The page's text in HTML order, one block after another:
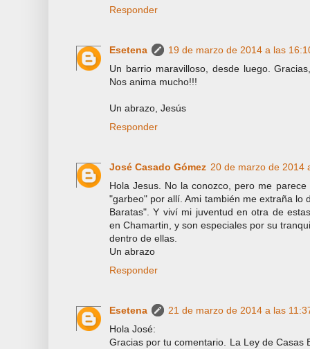
Responder
Esetena
19 de marzo de 2014 a las
Un barrio maravilloso, desde luego.
Nos anima mucho!!!
Un abrazo, Jesús
Responder
José Casado Gómez 20 de marzo de 2014
Hola Jesus. No la conozco, pero me
"garbeo" por allí. Ami también me extraña lo
Baratas". Y viví mi juventud en otra de
en Chamartin, y son especiales por su
dentro de ellas.
Un abrazo
Responder
Esetena
21 de marzo de 2014 a las
Hola José:
Gracias por tu comentario. La Ley de Casas